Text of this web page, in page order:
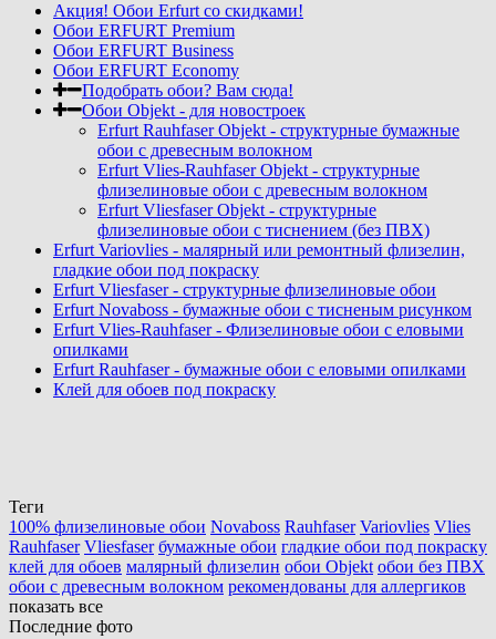
Акция! Обои Erfurt со скидками!
Обои ERFURT Premium
Обои ERFURT Business
Обои ERFURT Economy
Подобрать обои? Вам сюда!
Обои Objekt - для новостроек
Erfurt Rauhfaser Objekt - cтруктурные бумажные
обои с древесным волокном
Erfurt Vlies-Rauhfaser Objekt - структурные
флизелиновые обои с древесным волокном
Erfurt Vliesfaser Objekt - структурные
флизелиновые обои с тиснением (без ПВХ)
Erfurt Variovlies - малярный или ремонтный флизелин,
гладкие обои под покраску
Erfurt Vliesfaser - структурные флизелиновые обои
Erfurt Novaboss - бумажные обои с тисненым рисунком
Erfurt Vlies-Rauhfaser - Флизелиновые обои с еловыми
опилками
Erfurt Rauhfaser - бумажные обои с еловыми опилками
Клей для обоев под покраску
Теги
100% флизелиновые обои Novaboss Rauhfaser Variovlies Vlies
Rauhfaser Vliesfaser бумажные обои гладкие обои под покраску
клей для обоев малярный флизелин обои Objekt обои без ПВХ
обои с древесным волокном рекомендованы для аллергиков
показать все
Последние фото